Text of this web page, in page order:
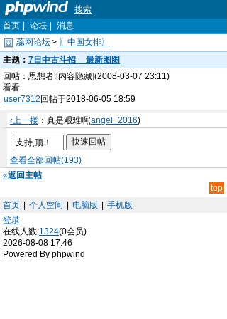
搜索
首页
论坛
消息
蕊网论坛> 〖中国女排〗
主题： 7日中古斗招__最新图图
回帖：思想者:[内容隐藏](2008-03-07 23:11)
看看
user7312 回帖于2018-06-05 18:59
‹上一楼 ：真是艰难啊(angel_2016)
查看全部回帖(193)
«返回主帖
top
首页
个人空间 电脑版
手机版
登录
在线人数:1324(0会员)
2026-08-08 17:46
Powered By phpwind